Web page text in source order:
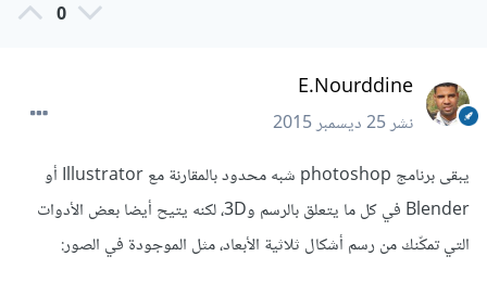
0
E.Nourddine
نشر25 ديسمبر 2015
يبقى برنامج photoshop شبه محدود بالمقارنة مع Illustrator أو
Blender في كل ما يتعلق بالرسم و3D، لكنه يتيح أيضا بعض الأدوات
التي تمكّنك من رسم أشكال ثلاثية الأبعاد، مثل الموجودة في الصور: